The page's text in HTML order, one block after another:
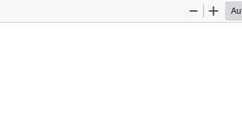
Zoom
Zoom